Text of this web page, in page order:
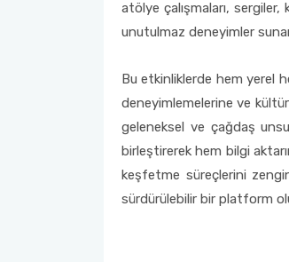
atölye çalışmaları,
unutulmaz deneyimler
Bu etkinliklerde hem yerel
deneyimlemelerine ve
geleneksel ve çağdaş
birleştirerek hem bilgi
keşfetme süreçlerini
sürdürülebilir bir platform